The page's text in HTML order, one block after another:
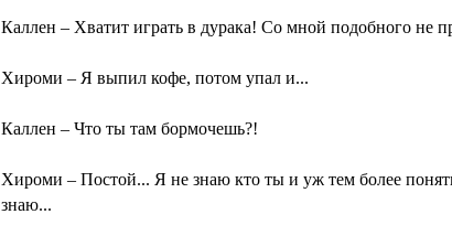
Каллен – Хватит играть в дурака! Со мной подобного не
Хироми – Я выпил кофе, потом упал и...
Каллен – Что ты там бормочешь?!
Хироми – Постой... Я не знаю кто ты и уж тем более
знаю...